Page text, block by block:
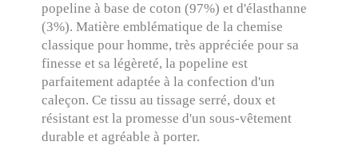
popeline à base de coton (97%) et d'élasthanne
(3%). Matière emblématique de la chemise
classique pour homme, très appréciée pour sa
finesse et sa légèreté, la popeline est
parfaitement adaptée à la confection d'un
caleçon. Ce tissu au tissage serré, doux et
résistant est la promesse d'un sous-vêtement
durable et agréable à porter.